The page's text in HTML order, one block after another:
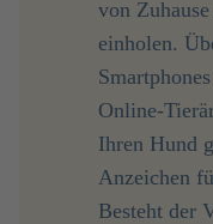
von
einholen.
Online-
Ihren Hund
Anzeichen
Besteht der